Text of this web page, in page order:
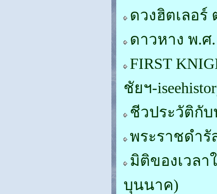
ดวงฮิตเลอร์
ดาวหาง พ.ศ
FIRST
ชัยฯ-
ชีวประวัติกั
พระราชดำรั
มิติของเวล
บุนนาค)